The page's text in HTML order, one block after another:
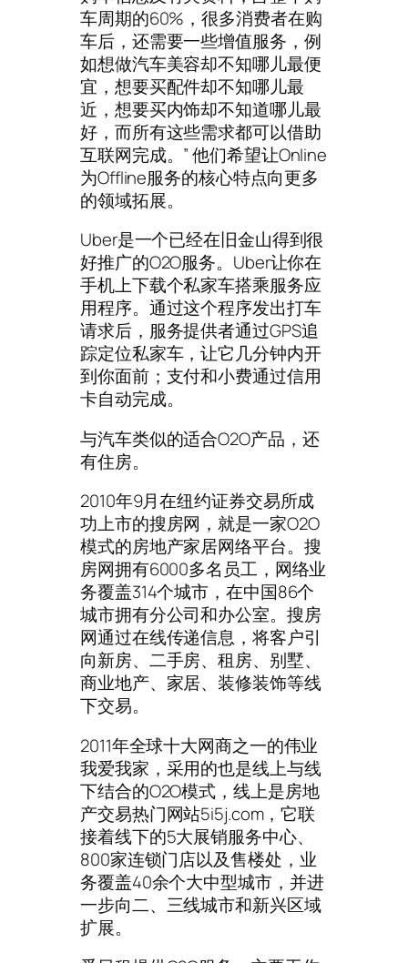
车周期的60%，很多消费者在购
车后，还需要一些增值服务，例
如想做汽车美容却不知哪儿最便
宜，想要买配件却不知哪儿最
近，想要买内饰却不知道哪儿最
好，而所有这些需求都可以借助
互联网完成。” 他们希望让Online
为Offline服务的核心特点向更多
的领域拓展。
Uber是一个已经在旧金山得到很
好推广的O2O服务。Uber让你在
手机上下载个私家车搭乘服务应
用程序。通过这个程序发出打车
请求后，服务提供者通过GPS追
踪定位私家车，让它几分钟内开
到你面前；支付和小费通过信用
卡自动完成。
与汽车类似的适合O2O产品，还
有住房。
2010年9月在纽约证券交易所成
功上市的搜房网，就是一家O2O
模式的房地产家居网络平台。搜
房网拥有6000多名员工，网络业
务覆盖314个城市，在中国86个
城市拥有分公司和办公室。搜房
网通过在线传递信息，将客户引
向新房、二手房、租房、别墅、
商业地产、家居、装修装饰等线
下交易。
2011年全球十大网商之一的伟业
我爱我家，采用的也是线上与线
下结合的O2O模式，线上是房地
产交易热门网站5i5j.com，它联
接着线下的5大展销服务中心、
800家连锁门店以及售楼处，业
务覆盖40余个大中型城市，并进
一步向二、三线城市和新兴区域
扩展。